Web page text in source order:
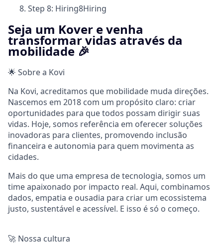
Step 8: Hiring8Hiring
Seja um Kover e venha
transformar vidas através da
mobilidade 🎉
🌟 Sobre a Kovi
Na Kovi, acreditamos que mobilidade muda direções.
Nascemos em 2018 com um propósito claro: criar
oportunidades para que todos possam dirigir suas
vidas. Hoje, somos referência em oferecer soluções
inovadoras para clientes, promovendo inclusão
financeira e autonomia para quem movimenta as
cidades.
Mais do que uma empresa de tecnologia, somos um
time apaixonado por impacto real. Aqui, combinamos
dados, empatia e ousadia para criar um ecossistema
justo, sustentável e acessível. E isso é só o começo.
🚀 Nossa cultura